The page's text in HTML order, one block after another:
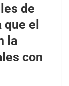
de
que el
la
con